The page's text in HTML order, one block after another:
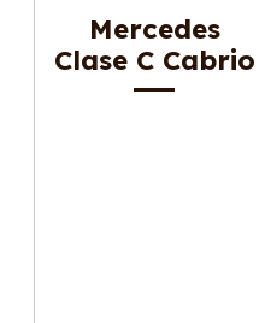
Mercedes
Clase C Cabrio